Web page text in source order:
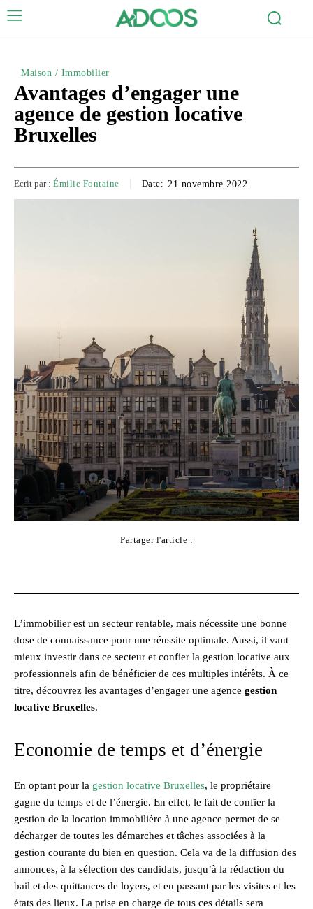
Maison / Immobilier
Avantages d’engager une
agence de gestion locative
Bruxelles
Ecrit par : Émilie Fontaine Date: 21 novembre 2022
Partager l'article :
L’immobilier est un secteur rentable, mais nécessite une bonne
dose de connaissance pour une réussite optimale. Aussi, il vaut
mieux investir dans ce secteur et confier la gestion locative aux
professionnels afin de bénéficier de ces multiples intérêts. À ce
titre, découvrez les avantages d’engager une agence gestion
locative Bruxelles.
Economie de temps et d’énergie
En optant pour la gestion locative Bruxelles, le propriétaire
gagne du temps et de l’énergie. En effet, le fait de confier la
gestion de la location immobilière à une agence permet de se
décharger de toutes les démarches et tâches associées à la
gestion courante du bien en question. Cela va de la diffusion des
annonces, à la sélection des candidats, jusqu’à la rédaction du
bail et des quittances de loyers, et en passant par les visites et les
états des lieux. La prise en charge de tous ces détails sera